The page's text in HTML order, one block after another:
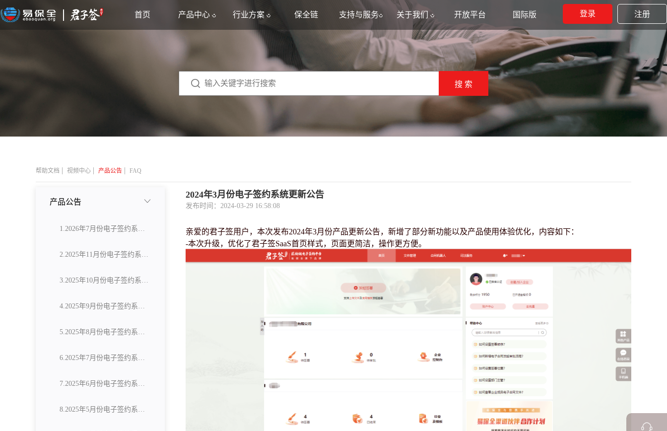
首页 产品中心 行业方案 保全链 支持与服务 关于我们 开放平台 国际版 登录 注册
搜 索
帮助文档 | 视频中心 | 产品公告 | FAQ
产品公告
1.2026年7月份电子签约系统更新公告
2.2025年11月份电子签约系统更新公告
3.2025年10月份电子签约系统更新公告
4.2025年9月份电子签约系统更新公告
5.2025年8月份电子签约系统更新公告
6.2025年7月份电子签约系统更新公告
7.2025年6月份电子签约系统更新公告
8.2025年5月份电子签约系统更新公告
2024年3月份电子签约系统更新公告
发布时间：2024-03-29 16:58:08
亲爱的君子签用户，本次发布2024年3月份产品更新公告，新增了部分新功能以及产品使用体验优化，内容如下：
-本次升级，优化了君子签SaaS首页样式，页面更简洁，操作更方便。